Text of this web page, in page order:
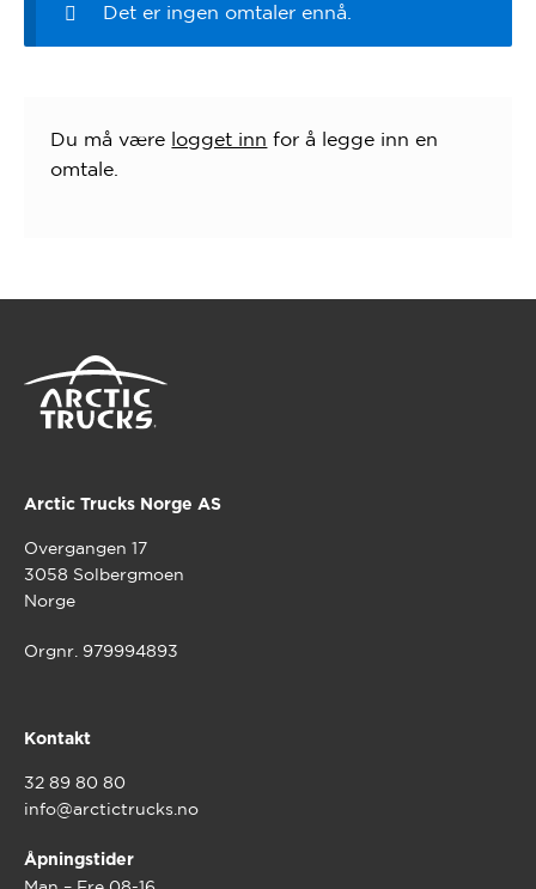
Det er ingen omtaler ennå.
Du må være logget inn for å legge inn en
omtale.
Arctic Trucks Norge AS
Overgangen 17
3058 Solbergmoen
Norge
Orgnr. 979994893
Kontakt
32 89 80 80
info@arctictrucks.no
Åpningstider